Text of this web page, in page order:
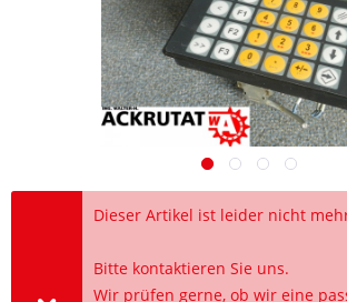
Dieser Artikel ist leider nicht
Bitte kontaktieren Sie uns.
Wir prüfen gerne, ob wir eine